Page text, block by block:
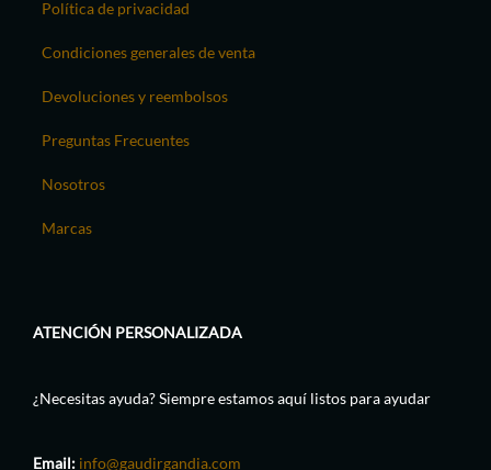
Política de privacidad
Condiciones generales de venta
Devoluciones y reembolsos
Preguntas Frecuentes
Nosotros
Marcas
ATENCIÓN PERSONALIZADA
¿Necesitas ayuda? Siempre estamos aquí listos para ayudar
Email: info@gaudirgandia.com